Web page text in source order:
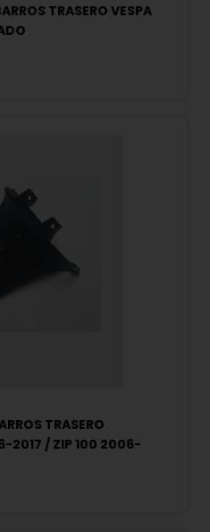
TRASERO VESPA
TRASERO
2017 / ZIP 100 2006-